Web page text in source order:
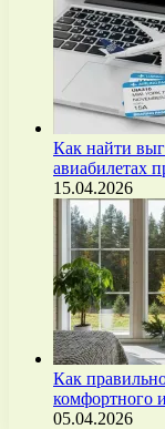
Как найти
авиабилетах
15.04.2026
Как
комфортного
05.04.2026